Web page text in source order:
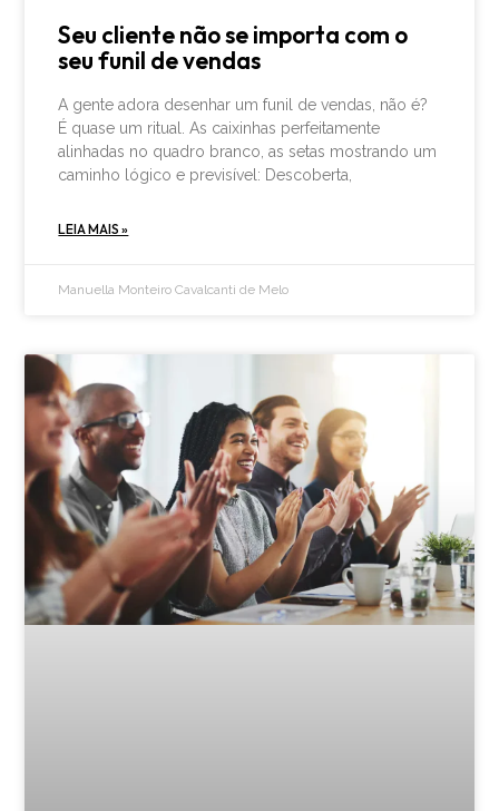
Seu cliente não se importa com o
seu funil de vendas
A gente adora desenhar um funil de vendas, não é?
É quase um ritual. As caixinhas perfeitamente
alinhadas no quadro branco, as setas mostrando um
caminho lógico e previsível: Descoberta,
LEIA MAIS »
Manuella Monteiro Cavalcanti de Melo